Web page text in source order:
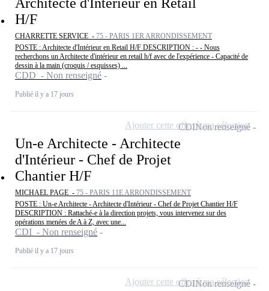
Architecte d'Intérieur en Retail
H/F
CHARRETTE SERVICE - 75 - PARIS 1ER ARRONDISSEMENT
POSTE : Architecte d'Intérieur en Retail H/F DESCRIPTION : - - Nous
recherchons un Architecte d'intérieur en retail h/f avec de l'expérience - Capacité de
dessin à la main (croquis / esquisses) ...
CDD - Non renseigné
Publié il y a 17 jours
Un-e Architecte - Architecte
d'Intérieur - Chef de Projet
Chantier H/F
MICHAEL PAGE - 75 - PARIS 11E ARRONDISSEMENT
POSTE : Un-e Architecte - Architecte d'Intérieur - Chef de Projet Chantier H/F
DESCRIPTION : Rattaché-e à la direction projets, vous intervenez sur des
opérations menées de A à Z, avec une...
CDI - Non renseigné
Publié il y a 17 jours
CDINon renseigné
Ajouter cette offre à ma sélection
CDINon renseigné
Ajouter cette offre à ma sélection